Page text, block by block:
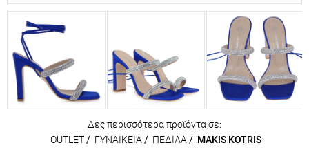
Δες περισσότερα προϊόντα σε:
OUTLET/ ΓΥΝΑΙΚΕΙΑ / ΠΕΔΙΛΑ / MAKIS KOTRIS